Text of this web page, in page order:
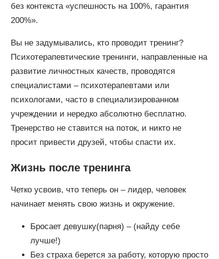
без контекста «успешность на 100%, гарантия
200%».
Вы не задумывались, кто проводит тренинг?
Психотерапевтические тренинги, направленные на
развитие личностных качеств, проводятся
специалистами – психотерапевтами или
психологами, часто в специализированном
учреждении и нередко абсолютно бесплатно.
Тренерство не ставится на поток, и никто не
просит привести друзей, чтобы спасти их.
Жизнь после тренинга
Четко усвоив, что теперь он – лидер, человек
начинает менять свою жизнь и окружение.
Бросает девушку(парня) – (найду себе
лучше!)
Без страха берется за работу, которую просто